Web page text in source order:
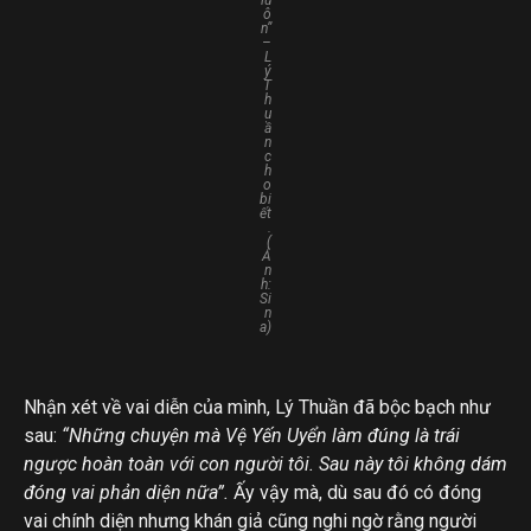
ô
n”
–
L
ý
T
h
u
ầ
n
c
h
o
bi
ết
.
(
Ả
n
h:
Si
n
a)
Nhận xét về vai diễn của mình, Lý Thuần đã bộc bạch như
sau: “Những chuyện mà Vệ Yến Uyển làm đúng là trái
ngược hoàn toàn với con người tôi. Sau này tôi không dám
đóng vai phản diện nữa”. Ấy vậy mà, dù sau đó có đóng
vai chính diện nhưng khán giả cũng nghi ngờ rằng người